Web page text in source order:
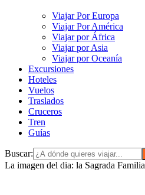
Viajar Por Europa
Viajar Por América
Viajar por África
Viajar por Asia
Viajar por Oceanía
Excursiones
Hoteles
Vuelos
Traslados
Cruceros
Tren
Guías
Buscar:
La imagen del dia: la Sagrada Familia